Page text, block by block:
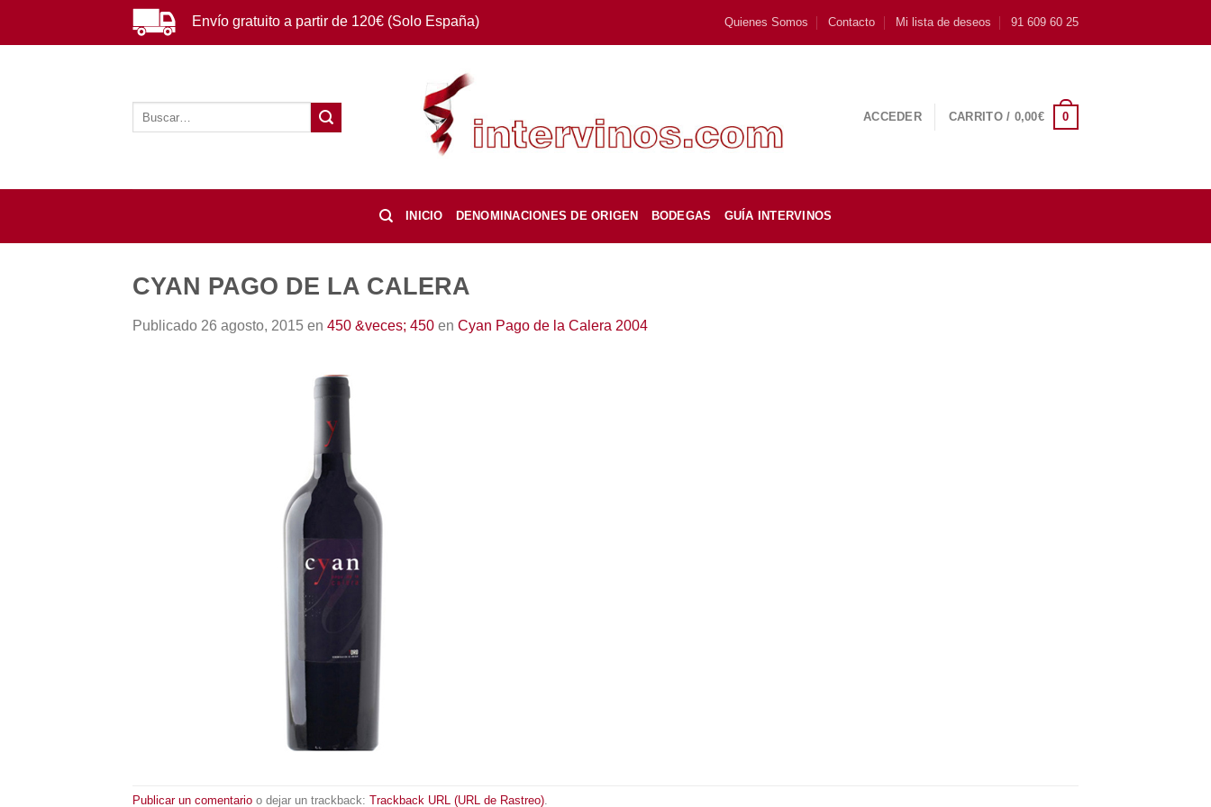
Envío gratuito a partir de 120€ (Solo España) Quienes Somos Contacto Mi lista de deseos 91 609 60 25
ACCEDER CARRITO / 0,00€ 0
INICIO DENOMINACIONES DE ORIGEN BODEGAS GUÍA INTERVINOS
CYAN PAGO DE LA CALERA
Publicado 26 agosto, 2015 en 450 &veces; 450 en Cyan Pago de la Calera 2004
Publicar un comentario o dejar un trackback: Trackback URL (URL de Rastreo)